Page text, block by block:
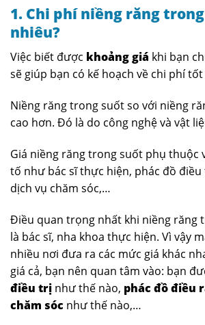
1. Chi phí niềng răng
nhiêu?
Việc biết được khoảng giá khi bạn
sẽ giúp bạn có kế hoạch về chi phí
Niềng răng trong suốt so với niềng
cao hơn. Đó là do công nghệ và vật
Giá niềng răng trong suốt phụ thuộc
tố như bác sĩ thực hiện, phác đồ
dịch vụ chăm sóc,…
Điều quan trọng nhất khi niềng răng
là bác sĩ, nha khoa thực hiện. Vì vậy
nhiều nơi đưa ra các mức giá khác
giá cả, bạn nên quan tâm vào: bạn
điều trị như thế nào, phác đồ điều
chăm sóc như thế nào,…